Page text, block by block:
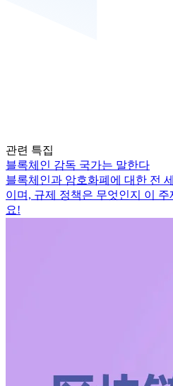
관련 특집
블록체인 감독 국가는 말한다
블록체인과 암호화폐에 대한 전
이며, 규제 정책은 무엇인지 이
요!